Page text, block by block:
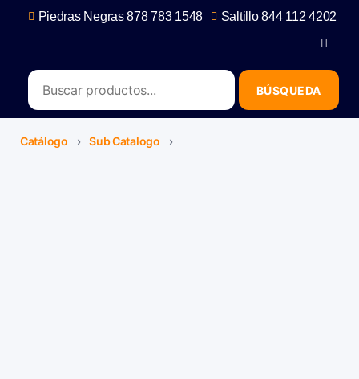
Piedras Negras 878 783 1548
Saltillo 844 112 4202
Catálogo › Sub Catalogo ›